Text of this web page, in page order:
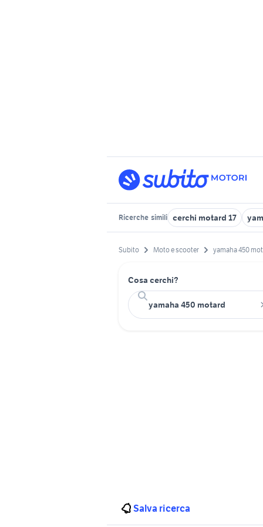
Ricerche simili cerchi motard 17
Subito Moto e scooter yamaha 450
Cosa cerchi?
Salva ricerca